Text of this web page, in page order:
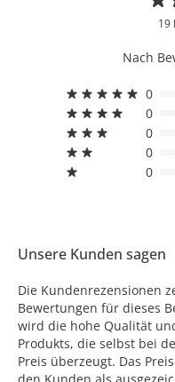
19
Nach
0
0
0
0
0
Unsere Kunden sagen
Die Kundenrezensionen
Bewertungen für dieses
wird die hohe Qualität
Produkts, die selbst bei
Preis überzeugt. Das